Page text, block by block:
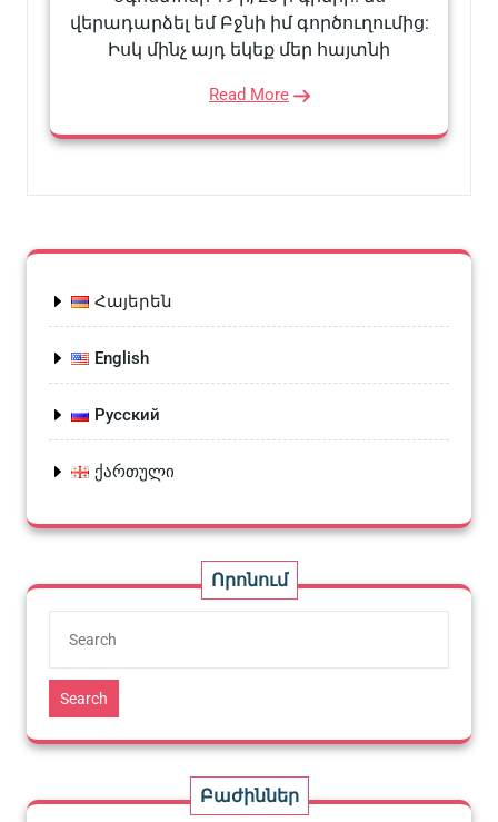
վերադարձել եմ Բջնի իմ գործուղումից:
Իսկ մինչ այդ եկեք մեր հայտնի
Read More
Հայերեն
English
Русский
ქართული
Որոնում
Search
Բաժիններ